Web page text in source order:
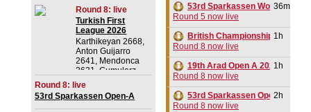
Round 8: live
Turkish First
League 2026
Karthikeyan 2668,
Anton Guijarro
2641, Mendonca
2631, Gumularz
2625
Round 8: live
53rd Sparkassen Open-A
53rd Sparkassen Women
Round 5 now live
36m
British Championship 2026
Round 8 now live
1h
19th Arad Open A 2026
Round 8 now live
1h
53rd Sparkassen Open-A
Round 8 now live
2h